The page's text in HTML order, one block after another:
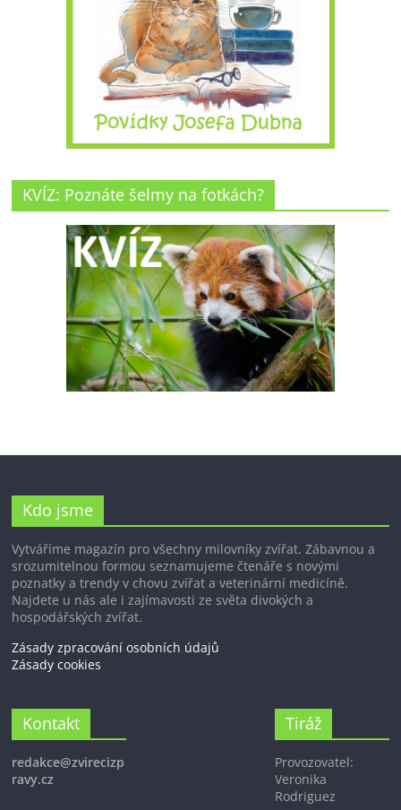
KVÍZ: Poznáte šelmy na fotkách?
Kdo jsme
Vytváříme magazín pro všechny milovníky zvířat. Zábavnou a
srozumitelnou formou seznamujeme čtenáře s novými
poznatky a trendy v chovu zvířat a veterinární medicíně.
Najdete u nás ale i zajímavosti ze světa divokých a
hospodářských zvířat.
Zásady zpracování osobních údajů
Zásady cookies
Kontakt
redakce@zvirecizp
ravy.cz
Tiráž
Provozovatel:
Veronika
Rodriguez